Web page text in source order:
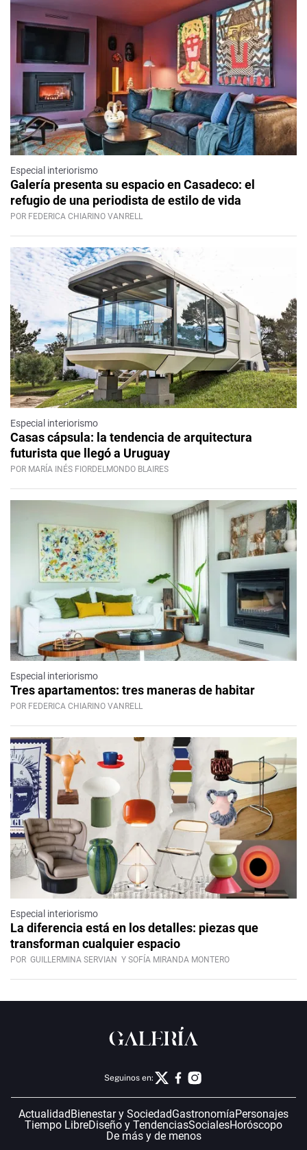
Especial interiorismo
Galería presenta su espacio en Casadeco: el
refugio de una periodista de estilo de vida
POR FEDERICA CHIARINO VANRELL
Especial interiorismo
Casas cápsula: la tendencia de arquitectura
futurista que llegó a Uruguay
POR MARÍA INÉS FIORDELMONDO BLAIRES
Especial interiorismo
Tres apartamentos: tres maneras de habitar
POR FEDERICA CHIARINO VANRELL
Especial interiorismo
La diferencia está en los detalles: piezas que
transforman cualquier espacio
POR GUILLERMINA SERVIAN Y SOFÍA MIRANDA MONTERO
Seguinos en:
ActualidadBienestar y SociedadGastronomíaPersonajes
Tiempo LibreDiseño y TendenciasSocialesHoróscopo
De más y de menos